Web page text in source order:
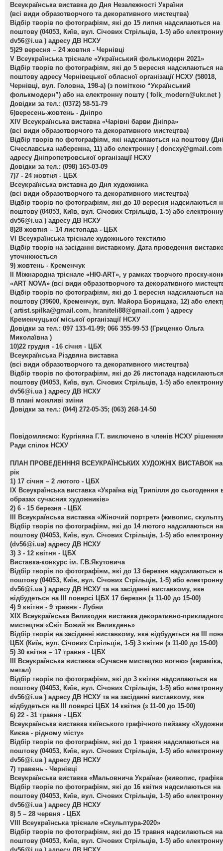
Всеукраїнська виставка до Дня Незалежності України
(всі види образотворчого та декоративного мистецтва)
Відбір творів по фотографіям, які до 15 липня надсилаються на
поштову (04053, Київ, вул. Січових Стрільців, 1-5) або
dv56@i.ua ) адресу ДВ НСХУ
5)29 вересня – 24 жовтня - Чернівці
V Всеукраїнська трієнале «Український фолькмодерн 2021»
Відбір творів по фотографіям, які до 5 вересня надсилаються на
поштову адресу Чернівецької обласної організації НСХУ (58018,
Чернівці, вул. Головна, 198-а) (з поміткою “Український
фолькмодерн”) або на електронну пошту ( folk_modern@ukr.net )
Довідки за тел.: (0372) 58-51-79
6)вересень-жовтень - Дніпро
ХІV Всеукраїнська виставка «Чарівні барви Дніпра»
(всі види образотворчого та декоративного мистецтва)
Відбір творів по фотографіям, які надсилаються на поштову
Січеславська набережна, 11) або електронну ( doncxy@gmail.com
адресу Дніпропетровської організації НСХУ
Довідки за тел.: (098) 165-03-09
7)7 - 24 жовтня - ЦБХ
Всеукраїнська виставка до Дня художника
(всі види образотворчого та декоративного мистецтва)
Відбір творів по фотографіям, які до 10 вересня надсилаються
поштову (04053, Київ, вул. Січових Стрільців, 1-5) або
dv56@i.ua ) адресу ДВ НСХУ
8)28 жовтня – 14 листопада - ЦБХ
VІ Всеукраїнська трієнале художнього текстилю
Відбір творів на засіданні виставкому. Дата проведення
уточнююється
9) жовтень - Кременчук
ІІ Міжнародна трієнале «НЮ-АRТ», у рамках творчого проєку-
«ART NOVA» (всі види образотворчого та декоративного
Відбір творів по фотографіям, які до 1 вересня надсилаються на
поштову (39600, Кременчук, вул. Майора Борищака, 12) або
( artist.spilka@gmail.com, hraniteli88@gmail.com ) адресу
Кременчуцької міської організації НСХУ
Довідки за тел.: 097 133-41-99; 066 355-99-53 (Гриценко Ольга
Миколаївна )
10)22 грудня - 16 січня - ЦБХ
Всеукраїнська Різдвяна виставка
(всі види образотворчого та декоративного мистецтва)
Відбір творів по фотографіям, які до 26 листопада
поштову (04053, Київ, вул. Січових Стрільців, 1-5) або
dv56@i.ua ) адресу ДВ НСХУ
В плані можливі зміни
Довідки за тел.: (044) 272-05-35; (063) 268-14-50
Повідомляємо: Кургіняна Г.Т. виключено в членів НСХУ
Ради спілок НСХУ
ПЛАН ПРОВЕДЕНННЯ ВСЕУКРАЇНСЬКИХ ХУДОЖНІХ ВИСТАВОК на
рік
1) 17 січня – 2 лютого - ЦБХ
ІХ Всеукраїнська виставка «Україна від Трипілля до сьогодення
образах сучасних художників»
2) 6 - 15 березня - ЦБХ
ІІІ Всеукраїнська виставка «Жіночий портрет» (живопис,
Відбір творів по фотографіям, які до 14 лютого надсилаються на
поштову (04053, Київ, вул. Січових Стрільців, 1-5) або електронну
(dv56@i.ua) адресу ДВ НСХУ
3) 3 - 12 квітня - ЦБХ
Виставка-конкурс ім. Г.В.Якутовича
Відбір творів по фотографіям, які до 13 березня надсилаються
поштову (04053, Київ, вул. Січових Стрільців, 1-5) або
dv56@i.ua ) адресу ДВ НСХУ та на засіданні виставкому, яке
відбудеться на ІІІ поверсі ЦБХ 17 березня (з 11-00 до 15-00)
4) 9 квітня - 9 травня - Лубни
ХІХ Всеукраїнська Великодня виставка декоративно-
мистецтва «Світ Божий як Великдень»
Відбір творів на засіданні виставкому, яке відбудеться на ІІІ
ЦБХ (Київ, вул. Січових Стрільців, 1-5) 3 квітня (з 11-00 до 15-00)
5) 30 квітня – 17 травня - ЦБХ
ІІІ Всеукраїнська виставка «Сучасне мистецтво вогню»
метал)
Відбір творів по фотографіям, які до 3 квітня надсилаються на
поштову (04053, Київ, вул. Січових Стрільців, 1-5) або
dv56@i.ua ) адресу ДВ НСХУ та на засіданні виставкому, яке
відбудеться на ІІІ поверсі ЦБХ 14 квітня (з 11-00 до 15-00)
6) 22 - 31 травня - ЦБХ
Всеукраїнська виставка київського графічного пейзажу
Києва - рідному місту»
Відбір творів по фотографіям, які до 1 травня надсилаються на
поштову (04053, Київ, вул. Січових Стрільців, 1-5) або
dv56@i.ua ) адресу ДВ НСХУ
7) травень - Чернівці
Всеукраїнська виставка «Мальовнича Україна» (живопис,
Відбір творів по фотографіям, які до 16 квітня надсилаються на
поштову (04053, Київ, вул. Січових Стрільців, 1-5) або
dv56@i.ua ) адресу ДВ НСХУ
8) 5 – 28 червня - ЦБХ
VIII Всеукраїнська трієнале «Скульптура-2020»
Відбір творів по фотографіям, які до 15 травня надсилаються на
поштову (04053, Київ, вул. Січових Стрільців, 1-5) або